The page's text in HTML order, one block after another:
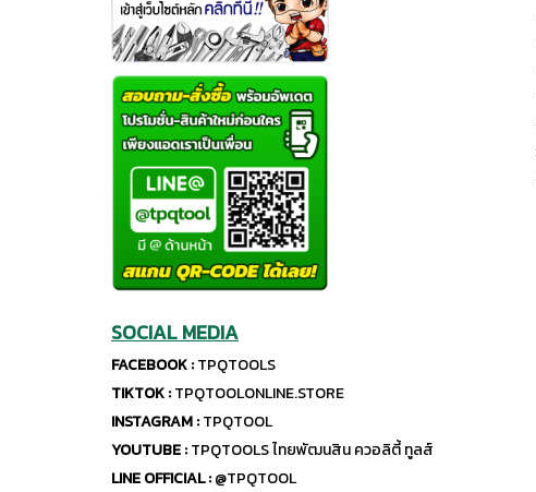
SOCIAL MEDIA
FACEBOOK :TPQTOOLS
TIKTOK :TPQTOOLONLINE.STORE
INSTAGRAM :TPQTOOL
YOUTUBE :TPQTOOLS ไทยพัฒนสิน ควอลิตี้ ทูลส์
LINE OFFICIAL :@TPQTOOL